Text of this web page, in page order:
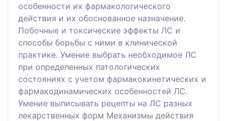
особенности их фармакологического
действия и их обоснованное назначение.
Побочные и токсические эффекты ЛС и
способы борьбы с ними в клинической
практике. Умение выбрать необходимое ЛС
при определенных патологических
состояниях с учетом фармакокинетических и
фармакодинамических особенностей ЛС.
Умение выписывать рецепты на ЛС разных
лекарственных форм Механизмы действия